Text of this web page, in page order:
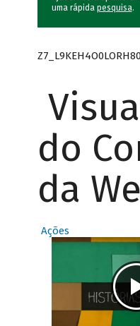
uma rápida pesquisa.
do
da
Ações